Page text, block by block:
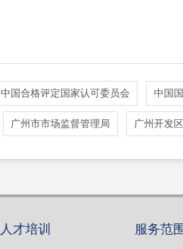
中国合格评定国家认可委员会 中国
广州市市场监督管理局 广州开发
人才培训 服务范